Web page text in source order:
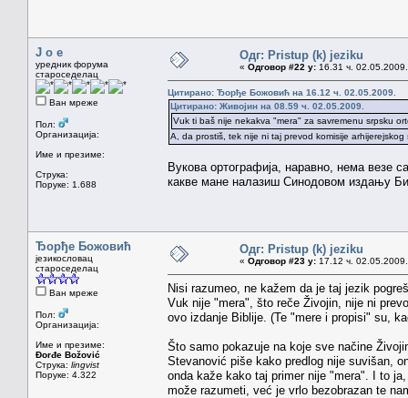
J o e
уредник форума
староседелац
Ван мреже
Пол:
Организација:
Име и презиме:
Струка:
Поруке: 1.688
Одг: Pristup (k) jeziku
« Одговор #22 у: 16.31 ч.
Цитирано: Ђорђе Божовић на 16.12 ч. 02.05.2009.
Цитирано: Живојин на 08.59 ч. 02.05.2009.
Vuk ti baš nije nekakva "mera" za savremenu srpsku
A, da prostiš, tek nije ni taj prevod komisije arhijerejskog
Вукова ортографија, наравно, нема везе
какве мане налазиш Синодовом издању
Ђорђе Божовић
језикословац
староседелац
Ван мреже
Пол:
Организација:
Име и презиме:
Đorđe Božović
Струка: lingvist
Поруке: 4.322
Одг: Pristup (k) jeziku
« Одговор #23 у: 17.12 ч.
Nisi razumeo, ne kažem da je taj jezik
Vuk nije "mera", što reče Živojin, nije ni
ovo izdanje Biblije. (Te "mere i propisi" su,
Što samo pokazuje na koje sve načine
Stevanović piše kako predlog nije suvišan,
onda kaže kako taj primer nije "mera". I to
može razumeti, već je vrlo bezobrazan te